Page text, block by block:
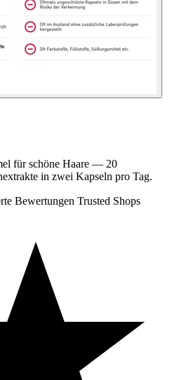
für schöne Haare — 20
in zwei Kapseln pro Tag.
Bewertungen Trusted Shops